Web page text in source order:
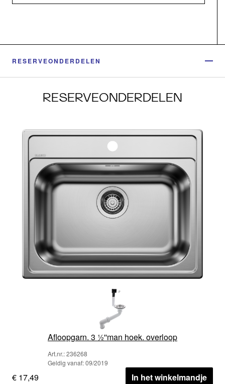
RESERVEONDERDELEN
RESERVEONDERDELEN
Afloopgarn. 3 ½''man hoek. overloop
Art.nr.: 236268
Geldig vanaf: 09/2019
€ 17,49 In het winkelmandje